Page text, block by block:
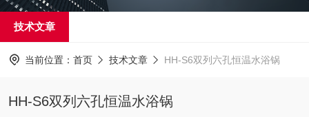
技术文章
当前位置： 首页 技术文章 HH-S6双列六孔恒温水浴锅
HH-S6双列六孔恒温水浴锅